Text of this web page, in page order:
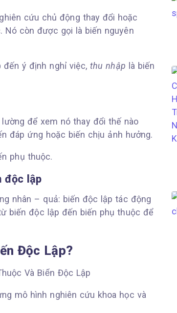
cứu chủ động thay đổi hoặc
Nó còn được gọi là biến nguyên
đến ý định nghỉ việc,thu nhập là biến
để xem nó thay đổi thế nào
đáp ứng hoặc biến chịu ảnh hưởng.
phụ thuộc.
độc lập
nhân – quả: biến độc lập tác động
biến độc lập đến biến phụ thuộc để
Độc Lập?
mô hình nghiên cứu khoa học và